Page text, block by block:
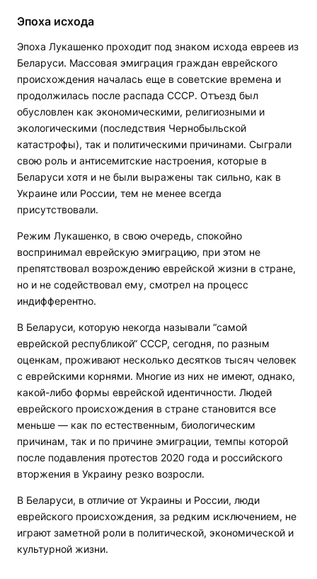
Эпоха исхода
Эпоха Лукашенко проходит под знаком исхода евреев из
Беларуси. Массовая эмиграция граждан еврейского
происхождения началась еще в советские времена и
продолжилась после распада СССР. Отъезд был
обусловлен как экономическими, религиозными и
экологическими (последствия Чернобыльской
катастрофы), так и политическими причинами. Сыграли
свою роль и антисемитские настроения, которые в
Беларуси хотя и не были выражены так сильно, как в
Украине или России, тем не менее всегда
присутствовали.
Режим Лукашенко, в свою очередь, спокойно
воспринимал еврейскую эмиграцию, при этом не
препятствовал возрождению еврейской жизни в стране,
но и не содействовал ему, смотрел на процесс
индифферентно.
В Беларуси, которую некогда называли “самой
еврейской республикой“ СССР, сегодня, по разным
оценкам, проживают несколько десятков тысяч человек
с еврейскими корнями. Многие из них не имеют, однако,
какой-либо формы еврейской идентичности. Людей
еврейского происхождения в стране становится все
меньше — как по естественным, биологическим
причинам, так и по причине эмиграции, темпы которой
после подавления протестов 2020 года и российского
вторжения в Украину резко возросли.
В Беларуси, в отличие от Украины и России, люди
еврейского происхождения, за редким исключением, не
играют заметной роли в политической, экономической и
культурной жизни.